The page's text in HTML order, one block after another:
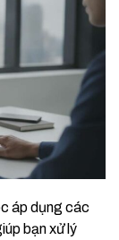
áp dụng các
bạn xử lý